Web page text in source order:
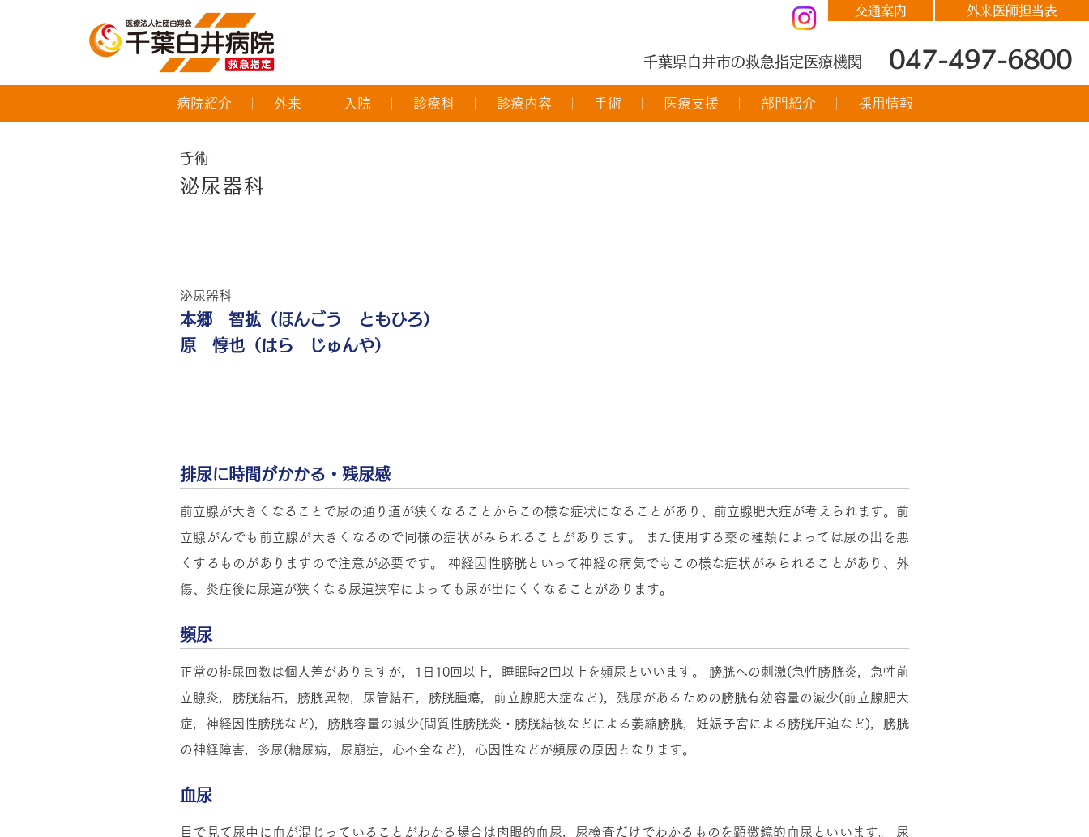
交通案内 外来医師担当表
千葉県白井市の救急指定医療機関 047-497-6800
病院紹介 外来 入院 診療科 診療内容 手術 医療支援 部門紹介 採用情報
手術
泌尿器科
泌尿器科
本郷 智拡（ほんごう ともひろ）
原 惇也（はら じゅんや）
排尿に時間がかかる・残尿感
前立腺が大きくなることで尿の通り道が狭くなることからこの様な症状になることがあり、前立腺肥大症が考えられます。前
立腺がんでも前立腺が大きくなるので同様の症状がみられることがあります。 また使用する薬の種類によっては尿の出を悪
くするものがありますので注意が必要です。 神経因性膀胱といって神経の病気でもこの様な症状がみられることがあり、外
傷、炎症後に尿道が狭くなる尿道狭窄によっても尿が出にくくなることがあります。
頻尿
正常の排尿回数は個人差がありますが，1日10回以上，睡眠時2回以上を頻尿といいます。 膀胱への刺激(急性膀胱炎，急性前
立腺炎，膀胱結石，膀胱異物，尿管結石，膀胱腫瘍，前立腺肥大症など)，残尿があるための膀胱有効容量の減少(前立腺肥大
症，神経因性膀胱など)，膀胱容量の減少(間質性膀胱炎・膀胱結核などによる萎縮膀胱，妊娠子宮による膀胱圧迫など)，膀胱
の神経障害，多尿(糖尿病，尿崩症，心不全など)，心因性などが頻尿の原因となります。
血尿
目で見て尿中に血が混じっていることがわかる場合は肉眼的血尿，尿検査だけでわかるものを顕微鏡的血尿といいます。 尿